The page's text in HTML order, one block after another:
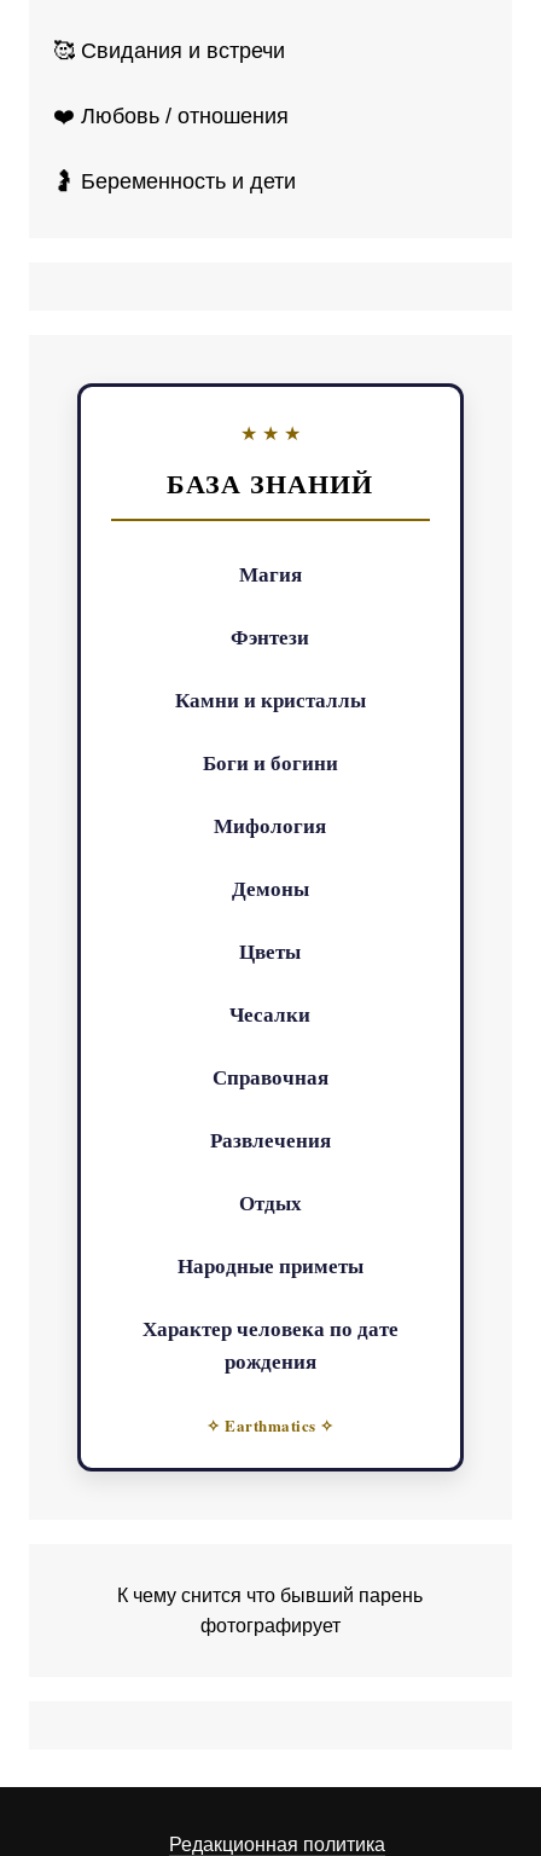
🥰 Свидания и встречи
❤️ Любовь / отношения
🤰 Беременность и дети
БАЗА ЗНАНИЙ
Магия
Фэнтези
Камни и кристаллы
Боги и богини
Мифология
Демоны
Цветы
Чесалки
Справочная
Развлечения
Отдых
Народные приметы
Характер человека по дате
рождения
✧ Earthmatics ✧
К чему снится что бывший парень
фотографирует
Редакционная политика